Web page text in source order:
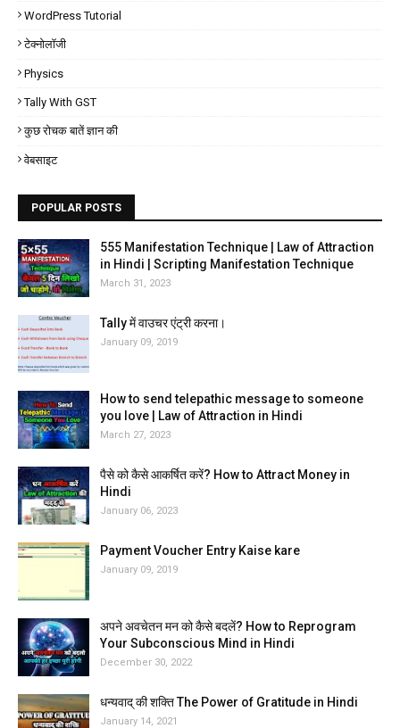
WordPress Tutorial
टेक्नोलॉजी
Physics
Tally With GST
कुछ रोचक बातें ज्ञान की
वेबसाइट
POPULAR POSTS
555 Manifestation Technique | Law of Attraction
in Hindi | Scripting Manifestation Technique
March 31, 2023
Tally में वाउचर एंट्री करना।
January 09, 2019
How to send telepathic message to someone
you love | Law of Attraction in Hindi
March 27, 2023
पैसे को कैसे आकर्षित करें? How to Attract Money in
Hindi
January 06, 2023
Payment Voucher Entry Kaise kare
January 09, 2019
अपने अवचेतन मन को कैसे बदलें? How to Reprogram
Your Subconscious Mind in Hindi
December 30, 2022
धन्यवाद् की शक्ति The Power of Gratitude in Hindi
January 14, 2021